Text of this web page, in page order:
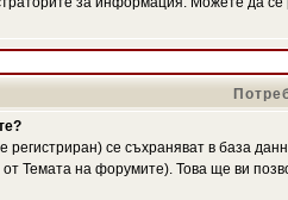
регистриран) се съхраняват в база
от Темата на форумите). Това ще ви